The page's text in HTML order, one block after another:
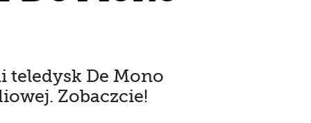
teledysk De Mono
Zobaczcie!